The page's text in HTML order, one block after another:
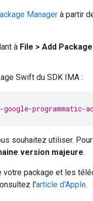
Manager à partir
à File > Add
Swift du SDK IMA :
google-
souhaitez utiliser.
version majeure.
package et les
l'article d'Apple.